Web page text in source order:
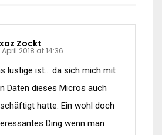
Zockt
April 2018 at 14:36
lustige ist… da sich mich mit
Daten dieses Micros auch
hatte. Ein wohl doch
Ding wenn man